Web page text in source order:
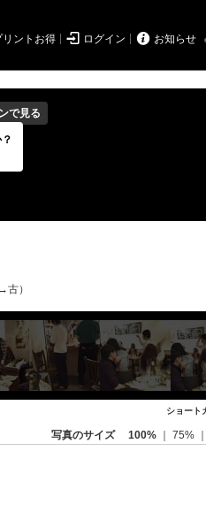
ントお得  ログイン  お知らせ
で見る
）
ショート
写真のサイズ 100% 75%